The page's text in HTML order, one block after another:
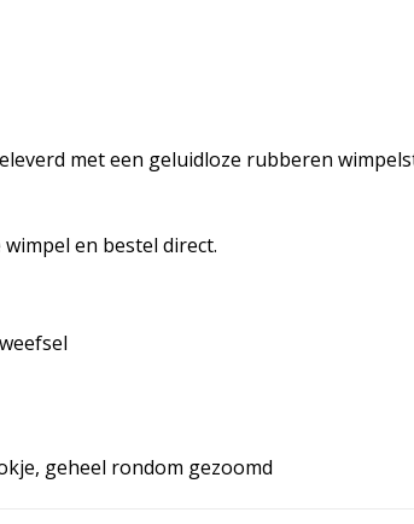
met een geluidloze rubberen
en bestel direct.
geheel rondom gezoomd